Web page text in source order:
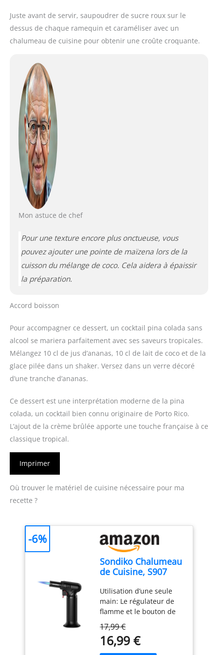
Juste avant de servir, saupoudrer de sucre roux sur le
dessus de chaque ramequin et caraméliser avec un
chalumeau de cuisine pour obtenir une croûte croquante.
Mon astuce de chef
Pour une texture encore plus onctueuse, vous
pouvez ajouter une pointe de maïzena lors de la
cuisson du mélange de coco. Cela aidera à épaissir
la préparation.
Accord boisson
Pour accompagner ce dessert, un cocktail pina colada sans
alcool se mariera parfaitement avec ses saveurs tropicales.
Mélangez 10 cl de jus d’ananas, 10 cl de lait de coco et de la
glace pilée dans un shaker. Versez dans un verre décoré
d’une tranche d’ananas.
Ce dessert est une interprétation moderne de la pina
colada, un cocktail bien connu originaire de Porto Rico.
L’ajout de la crème brûlée apporte une touche française à ce
classique tropical.
Imprimer
Où trouver le matériel de cuisine nécessaire pour ma
recette ?
Sondiko Chalumeau
de Cuisine, S907
Carburant, Briquet
Chalumeau
Rechargeable avec
Verrouillage de
Sécurité et Flamme
Réglable, Pour le
Utilisation d’une seule
main: Le régulateur de
flamme et le bouton de
sont à portée de main, ce
qui vous permet de
régler et de verrouiller
17,99 €
16,99 €
-6%